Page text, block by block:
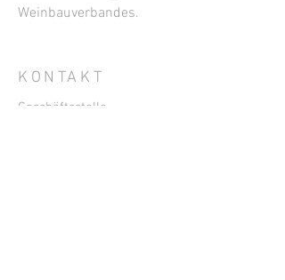
Weinbauverbandes.
KONTAKT
Geschäftsstelle